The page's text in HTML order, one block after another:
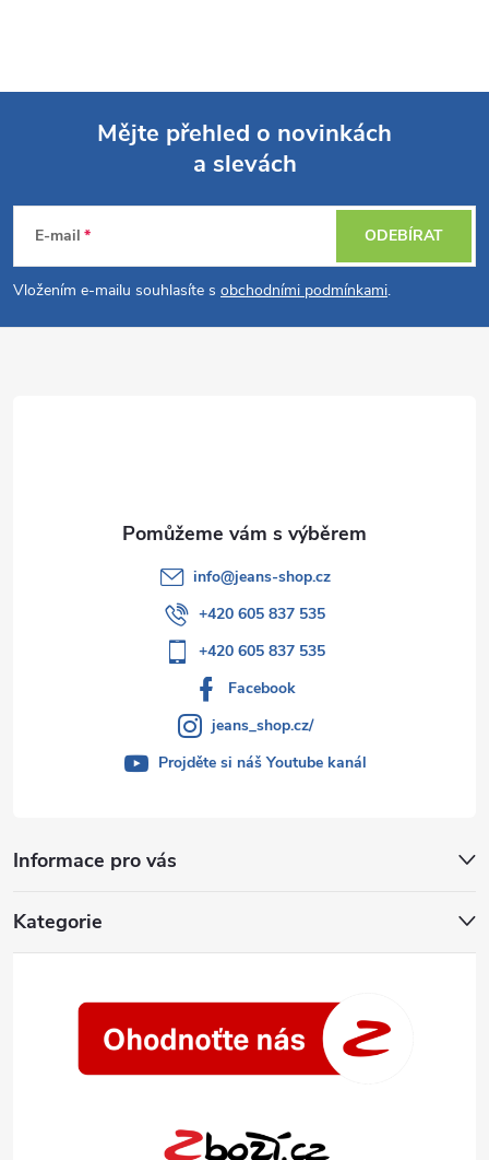
p
a
Mějte přehled o novinkách
a slevách
E-mail
Vložením e-mailu souhlasíte s obchodními podmínkami.
ODEBÍRAT
Informace pro vás
Kategorie
info@jeans-shop.cz
+420 605 837 535
+420 605 837 535
Facebook
jeans_shop.cz/
Projděte si náš Youtube kanál